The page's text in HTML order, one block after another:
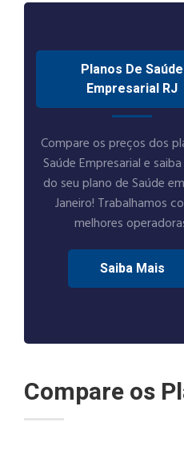
Planos De Saúde
Empresarial RJ
Compare os preços dos
Saúde Empresarial e
do seu plano de Saúde
Janeiro! Trabalhamos
melhores
Saiba Mais
Compare os